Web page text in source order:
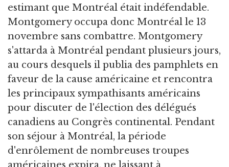
estimant que Montréal était indéfendable.
Montgomery occupa donc Montréal le 13
novembre sans combattre. Montgomery
s'attarda à Montréal pendant plusieurs jours,
au cours desquels il publia des pamphlets en
faveur de la cause américaine et rencontra
les principaux sympathisants américains
pour discuter de l'élection des délégués
canadiens au Congrès continental. Pendant
son séjour à Montréal, la période
d'enrôlement de nombreuses troupes